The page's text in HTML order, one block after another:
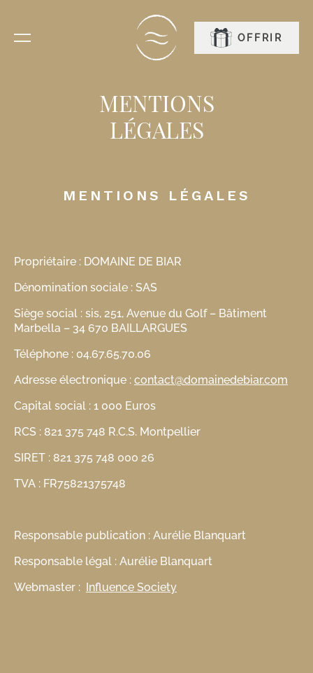
RÉSERVER
OFFRIR
MENTIONS
LÉGALES
MENTIONS LÉGALES
Propriétaire : DOMAINE DE BIAR
Dénomination sociale : SAS
Siège social : sis, 251, Avenue du Golf – Bâtiment
Marbella – 34 670 BAILLARGUES
Téléphone : 04.67.65.70.06
Adresse électronique : contact@domainedebiar.com
Capital social : 1 000 Euros
RCS : 821 375 748 R.C.S. Montpellier
SIRET : 821 375 748 000 26
TVA : FR75821375748
Responsable publication : Aurélie Blanquart
Responsable légal : Aurélie Blanquart
Webmaster : Influence Society